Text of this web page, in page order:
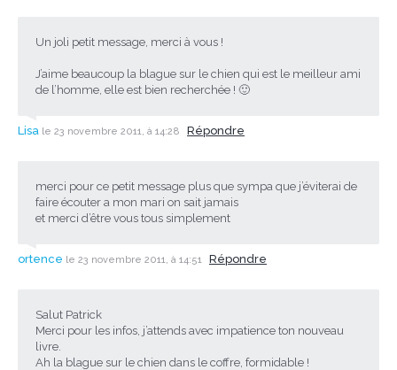
Un joli petit message, merci à vous !
J’aime beaucoup la blague sur le chien qui est le meilleur ami
de l’homme, elle est bien recherchée ! 🙂
Lisa le 23 novembre 2011, à 14:28 Répondre
merci pour ce petit message plus que sympa que j’éviterai de
faire écouter a mon mari on sait jamais
et merci d’être vous tous simplement
ortence le 23 novembre 2011, à 14:51 Répondre
Salut Patrick
Merci pour les infos, j’attends avec impatience ton nouveau
livre.
Ah la blague sur le chien dans le coffre, formidable !